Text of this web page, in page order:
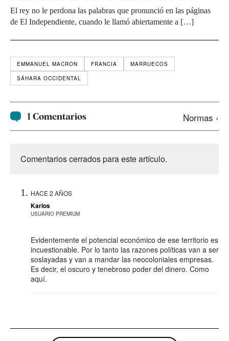
El rey no le perdona las palabras que pronunció en las páginas
de El Independiente, cuando le llamó abiertamente a […]
EMMANUEL MACRON FRANCIA
MARRUECOS
SÁHARA OCCIDENTAL
1 Comentarios Normas ›
Comentarios cerrados para este artículo.
HACE 2 AÑOS
Karlos
USUARIO PREMIUM
Evidentemente el potencial económico de ese territorio es
incuestionable. Por lo tanto las razones políticas van a ser
soslayadas y van a mandar las neocoloniales empresas.
Es decir, el oscuro y tenebroso poder del dinero. Como
aquí.